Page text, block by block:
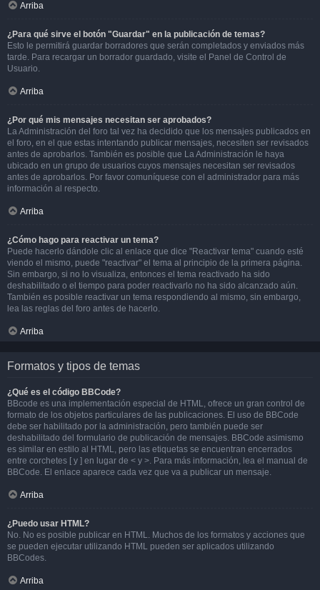
Arriba
¿Para qué sirve el botón "Guardar" en la publicación de temas?
Esto le permitirá guardar borradores que serán completados y enviados más
tarde. Para recargar un borrador guardado, visite el Panel de Control de
Usuario.
Arriba
¿Por qué mis mensajes necesitan ser aprobados?
La Administración del foro tal vez ha decidido que los mensajes publicados en
el foro, en el que estas intentando publicar mensajes, necesiten ser revisados
antes de aprobarlos. También es posible que La Administración le haya
ubicado en un grupo de usuarios cuyos mensajes necesitan ser revisados
antes de aprobarlos. Por favor comuníquese con el administrador para más
información al respecto.
Arriba
¿Cómo hago para reactivar un tema?
Puede hacerlo dándole clic al enlace que dice "Reactivar tema" cuando esté
viendo el mismo, puede "reactivar" el tema al principio de la primera página.
Sin embargo, si no lo visualiza, entonces el tema reactivado ha sido
deshabilitado o el tiempo para poder reactivarlo no ha sido alcanzado aún.
También es posible reactivar un tema respondiendo al mismo, sin embargo,
lea las reglas del foro antes de hacerlo.
Arriba
Formatos y tipos de temas
¿Qué es el código BBCode?
BBcode es una implementación especial de HTML, ofrece un gran control de
formato de los objetos particulares de las publicaciones. El uso de BBCode
debe ser habilitado por la administración, pero también puede ser
deshabilitado del formulario de publicación de mensajes. BBCode asimismo
es similar en estilo al HTML, pero las etiquetas se encuentran encerrados
entre corchetes [ y ] en lugar de < y >. Para más información, lea el manual de
BBCode. El enlace aparece cada vez que va a publicar un mensaje.
Arriba
¿Puedo usar HTML?
No. No es posible publicar en HTML. Muchos de los formatos y acciones que
se pueden ejecutar utilizando HTML pueden ser aplicados utilizando
BBCodes.
Arriba